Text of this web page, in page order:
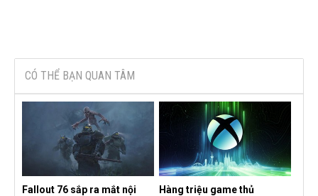
CÓ THỂ BẠN QUAN TÂM
Fallout 76 sắp ra mắt nội Hàng triệu game thủ